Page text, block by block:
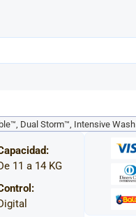
Dual Storm™, Intensive Wash
11 a 14 KG